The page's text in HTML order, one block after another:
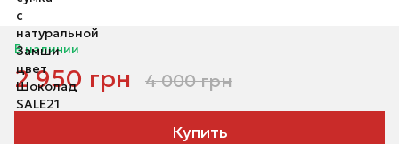
В наличии
2 950 грн 4 000 грн
Купить